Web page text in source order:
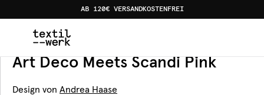
AB 120€ VERSANDKOSTENFREI
Produkte Bankauflagen Art Deco Meets
Bankauflage
Art Deco Meets Scandi Pink
Design von Andrea Haase